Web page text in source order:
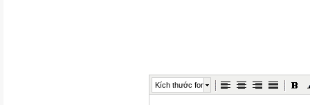
Thứ năm ngày 6 tháng 9 năm
Kích thước font